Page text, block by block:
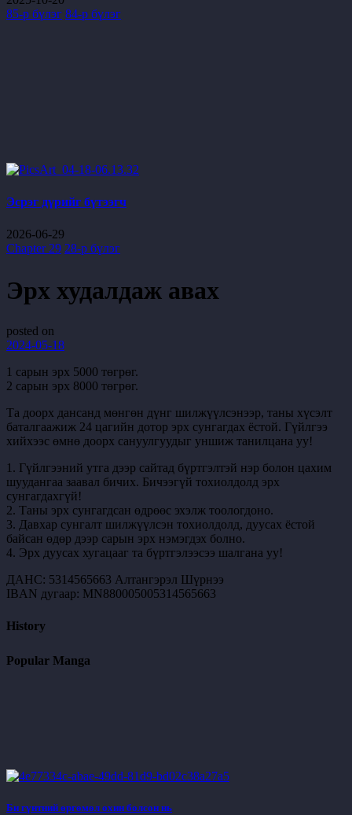
85-р бүлэг 84-р бүлэг
Эсрэг дүрийг бүтээгч
2026-06-29
Chapter 29 28-р бүлэг
Эрх худалдаж авах
posted on
2024-05-18
1 сарын эрх 5000 төгрөг.
2 сарын эрх 8000 төгрөг.
Та доорх дансанд мөнгөн дүнг шилжүүлсэнээр, таны хүсэлт
баталгаажиж 24 цагийн дотор эрх сунгагдах ёстой. Гүйлгээ
хийхээс өмнө доорх сануулгуудыг уншиж танилцана уу!
1. Гүйлгээний утга дээр сайтад бүртгэлтэй нэр болон цахим
шуудангаа заавал бичих. Бичээгүй тохиолдолд эрх
сунгагдахгүй!
2. Таны эрх сунгагдсан өдрөөс эхэлж тоологдоно.
3. Давхар сунгалт шилжүүлсэн тохиолдолд, дуусах ёстой
байсан өдөр дээр сарын эрх нэмэгдэх болно.
4. Эрх дуусах хугацааг та бүртгэлээсээ шалгана уу!
ДАНС: 5314565663 Алтангэрэл Шүрнээ
IBAN дугаар: MN880005005314565663
History
Popular Manga
Би гүнтний өргөмөл охин болсон нь